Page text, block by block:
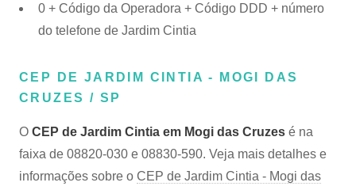
0 + Código da Operadora + Código DDD + número
do telefone de Jardim Cintia
CEP DE JARDIM CINTIA - MOGI DAS
CRUZES / SP
O CEP de Jardim Cintia em Mogi das Cruzes é na
faixa de 08820-030 e 08830-590. Veja mais detalhes e
informações sobre o CEP de Jardim Cintia - Mogi das